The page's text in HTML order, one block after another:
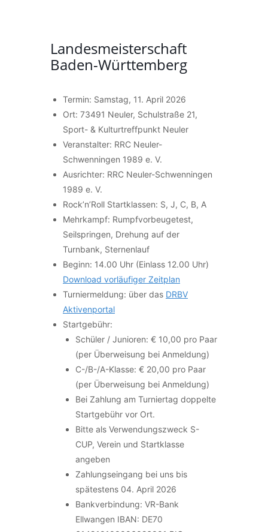
Landesmeisterschaft
Baden-Württemberg
Termin: Samstag, 11. April 2026
Ort: 73491 Neuler, Schulstraße 21,
Sport- & Kulturtreffpunkt Neuler
Veranstalter: RRC Neuler-
Schwenningen 1989 e. V.
Ausrichter: RRC Neuler-Schwenningen
1989 e. V.
Rock’n’Roll Startklassen: S, J, C, B, A
Mehrkampf: Rumpfvorbeugetest,
Seilspringen, Drehung auf der
Turnbank, Sternenlauf
Beginn: 14.00 Uhr (Einlass 12.00 Uhr)
Download vorläufiger Zeitplan
Turniermeldung: über das DRBV
Aktivenportal
Startgebühr:
Schüler / Junioren: € 10,00 pro Paar
(per Überweisung bei Anmeldung)
C-/B-/A-Klasse: € 20,00 pro Paar
(per Überweisung bei Anmeldung)
Bei Zahlung am Turniertag doppelte
Startgebühr vor Ort.
Bitte als Verwendungszweck S-
CUP, Verein und Startklasse
angeben
Zahlungseingang bei uns bis
spätestens 04. April 2026
Bankverbindung: VR-Bank
Ellwangen IBAN: DE70